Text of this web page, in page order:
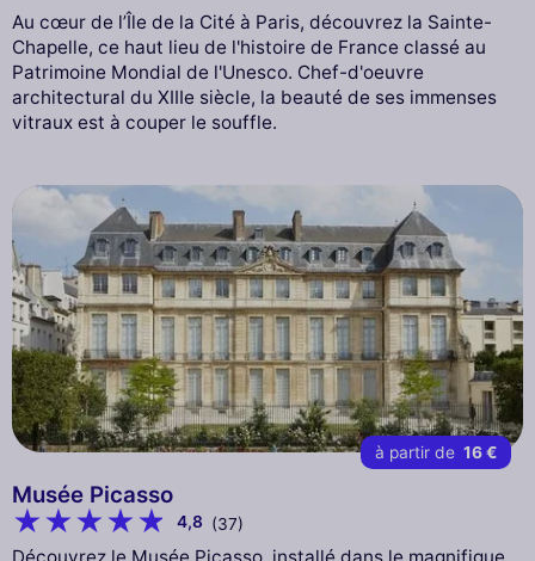
Au cœur de l’Île de la Cité à Paris, découvrez la Sainte-
Chapelle, ce haut lieu de l'histoire de France classé au
Patrimoine Mondial de l'Unesco. Chef-d'oeuvre
architectural du XIIIe siècle, la beauté de ses immenses
vitraux est à couper le souffle.
à partir de 16 €
Musée Picasso
4,8 (37)